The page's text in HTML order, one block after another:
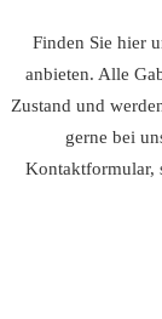
Finden Sie hier
anbieten. Alle
Zustand und
gerne bei
Kontaktformular,